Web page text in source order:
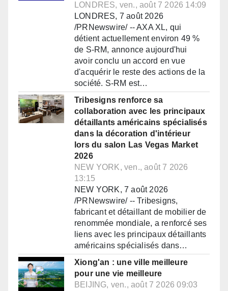
LONDRES, ven., août 7 2026 14:09
LONDRES, 7 août 2026
/PRNewswire/ -- AXA XL, qui
détient actuellement environ 49 %
de S-RM, annonce aujourd'hui
avoir conclu un accord en vue
d'acquérir le reste des actions de la
société. S-RM est…
Tribesigns renforce sa
collaboration avec les principaux
détaillants américains spécialisés
dans la décoration d'intérieur
lors du salon Las Vegas Market
2026
NEW YORK, ven., août 7 2026
13:15
NEW YORK, 7 août 2026
/PRNewswire/ -- Tribesigns,
fabricant et détaillant de mobilier de
renommée mondiale, a renforcé ses
liens avec les principaux détaillants
américains spécialisés dans…
Xiong'an : une ville meilleure
pour une vie meilleure
BEIJING, ven., août 7 2026 09:03